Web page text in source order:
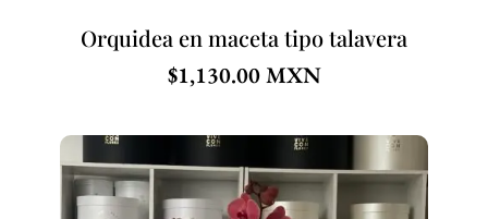
Orquidea en maceta tipo talavera
$1,130.00